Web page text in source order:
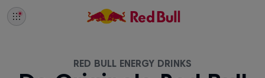
RED BULL ENERGY DRINKS